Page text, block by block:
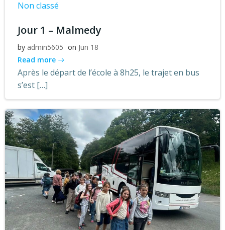
Non classé
Jour 1 – Malmedy
by admin5605 on Jun 18
Read more
Après le départ de l’école à 8h25, le trajet en bus
s’est […]